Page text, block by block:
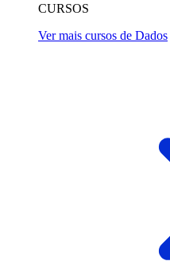
CURSOS
Ver mais cursos de Dados